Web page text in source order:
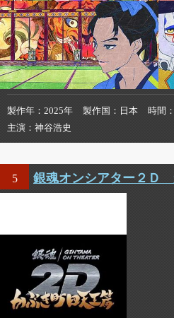
製作年 2025年 製作国 日本 時間
主演
神谷浩史
5 銀魂オンシアター２Ｄ